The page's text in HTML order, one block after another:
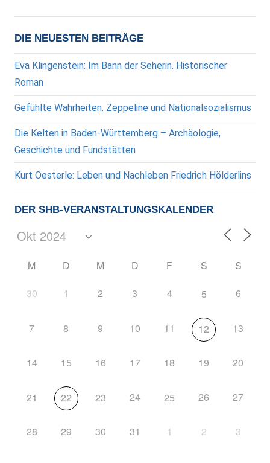
DIE NEUESTEN BEITRÄGE
Eva Klingenstein: Im Bann der Seherin. Historischer
Roman
Gefühlte Wahrheiten. Zeppeline und Nationalsozialismus
Die Kelten in Baden-Württemberg – Archäologie,
Geschichte und Fundstätten
Kurt Oesterle: Leben und Nachleben Friedrich Hölderlins
DER SHB-VERANSTALTUNGSKALENDER
M D M D F S S
30 1 2 3 4 5 6
7 8 9 10 11 12 13
14 15 16 17 18 19 20
21 22 23 24 25 26 27
28 29 30 31 1 2 3